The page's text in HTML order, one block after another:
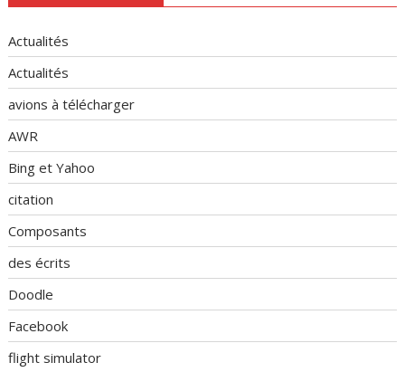
Actualités
Actualités
avions à télécharger
AWR
Bing et Yahoo
citation
Composants
des écrits
Doodle
Facebook
flight simulator